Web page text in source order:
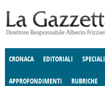
CRONACA EDITORIALI SPECIALI
APPROFONDIMENTI RUBRICHE